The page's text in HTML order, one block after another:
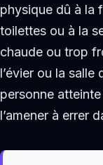
physique dû à la
toilettes ou à la
chaude ou trop
l’évier ou la
personne
l’amener à errer